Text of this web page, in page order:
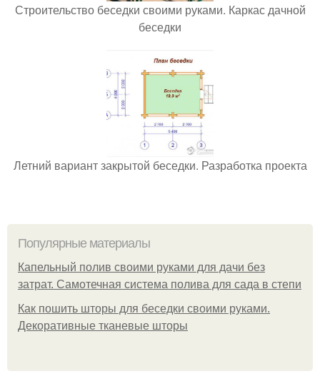
Строительство беседки своими руками. Каркас дачной
беседки
Летний вариант закрытой беседки. Разработка проекта
Популярные материалы
Капельный полив своими руками для дачи без
затрат. Самотечная система полива для сада в степи
Как пошить шторы для беседки своими руками.
Декоративные тканевые шторы